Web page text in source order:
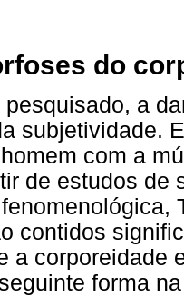
do
pesquisado, a
subjetividade.
com a
de estudos de
contidos
a corporeidade
forma